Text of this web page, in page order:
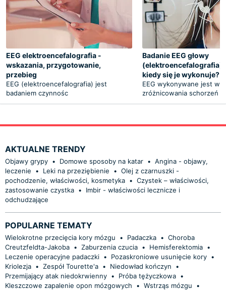
EEG elektroencefalografia -
wskazania, przygotowanie,
przebieg
EEG (elektroencefalografia) jest
badaniem czynnośc
Badanie EEG głowy
(elektroencefalografia)
kiedy się je wykonuje?
EEG wykonywane jest w
zróżnicowania schorzeń
AKTUALNE TRENDY
Objawy grypy • Domowe sposoby na katar • Angina - objawy,
leczenie
• Leki na przeziębienie • Olej z czarnuszki -
pochodzenie, właściwości, kosmetyka • Czystek – właściwości,
zastosowanie czystka •
Imbir - właściwości lecznicze i
odchudzające
POPULARNE TEMATY
Wielokrotne przecięcia kory mózgu • Padaczka • Choroba
Creutzfeldta-Jakoba • Zaburzenia czucia • Hemisferektomia •
Leczenie operacyjne padaczki • Pozaskroniowe usunięcie kory •
Kriolezja • Zespół Tourette'a • Niedowład kończyn
•
Przemijający atak niedokrwienny • Próba tężyczkowa •
Kleszczowe zapalenie opon mózgowych
• Wstrząs mózgu
•